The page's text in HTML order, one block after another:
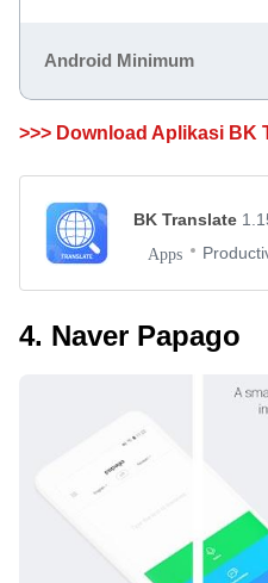
Android Minimum
>>> Download Aplikasi BK
BK Translate
Apps
4. Naver Papago